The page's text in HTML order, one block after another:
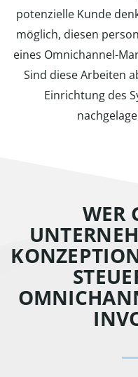
potenzielle Kunde
möglich, diesen
eines Omnichannel-
Sind diese Arbeiten
Einrichtung des
WER